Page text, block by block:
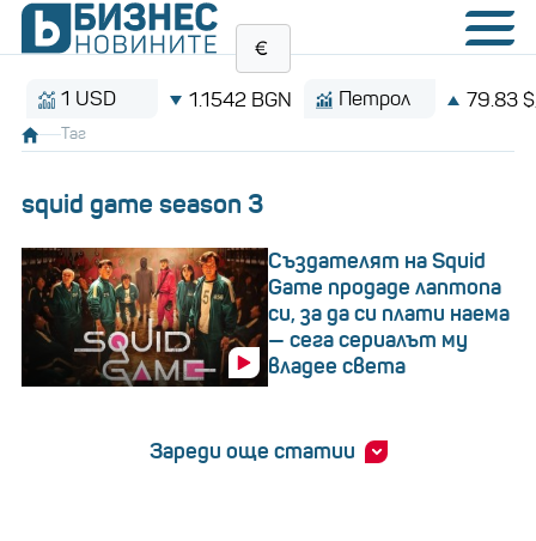
1 USD 1.1542 BGN Петрол 79.83 $/
Таг
squid game season 3
Създателят на Squid
Game продаде лаптопа
си, за да си плати наема
— сега сериалът му
владее света
Зареди още статии